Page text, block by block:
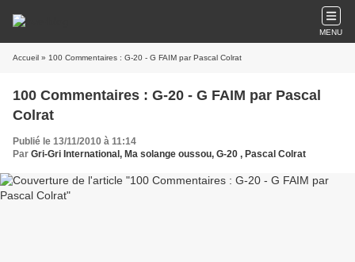
MENU
Accueil » 100 Commentaires : G-20 - G FAIM par Pascal Colrat
100 Commentaires : G-20 - G FAIM par Pascal
Colrat
Publié le 13/11/2010 à 11:14
Par Gri-Gri International, Ma solange oussou, G-20 , Pascal Colrat